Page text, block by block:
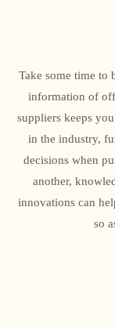
Take some time to
information of
suppliers keeps
in the industry,
decisions when
another,
innovations can
so